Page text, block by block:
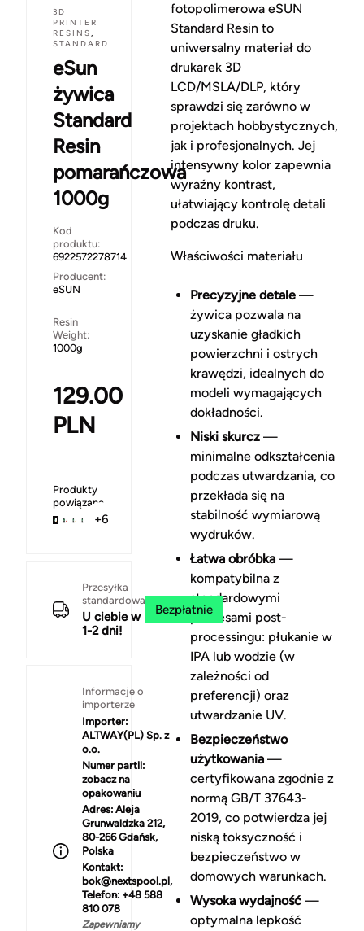
3D
PRINTER
RESINS,
STANDARD
eSun
żywica
Standard
Resin
pomarańczowa
1000g
Kod
produktu:
6922572278714
Producent:
eSUN
Resin
Weight:
1000g
129.00
PLN
Produkty
powiązane
+6
Przesyłka
standardowa
U ciebie w
1-2 dni!
Bezpłatnie
Informacje o
importerze
Importer:
ALTWAY(PL) Sp. z
o.o.
Numer partii:
zobacz na
opakowaniu
Adres: Aleja
Grunwaldzka 212,
80-266 Gdańsk,
Polska
Kontakt:
bok@nextspool.pl,
Telefon: +48 588
810 078
Zapewniamy
fotopolimerowa eSUN
Standard Resin to
uniwersalny materiał do
drukarek 3D
LCD/MSLA/DLP, który
sprawdzi się zarówno w
projektach hobbystycznych,
jak i profesjonalnych. Jej
intensywny kolor zapewnia
wyraźny kontrast,
ułatwiający kontrolę detali
podczas druku.
Właściwości materiału
Precyzyjne detale—
żywica pozwala na
uzyskanie gładkich
powierzchni i ostrych
krawędzi, idealnych do
modeli wymagających
dokładności.
Niski skurcz—
minimalne odkształcenia
podczas utwardzania, co
przekłada się na
stabilność wymiarową
wydruków.
Łatwa obróbka—
kompatybilna z
standardowymi
procesami post-
processingu: płukanie w
IPA lub wodzie (w
zależności od
preferencji) oraz
utwardzanie UV.
Bezpieczeństwo
użytkowania—
certyfikowana zgodnie z
normą GB/T 37643-
2019, co potwierdza jej
niską toksyczność i
bezpieczeństwo w
domowych warunkach.
Wysoka wydajność—
optymalna lepkość